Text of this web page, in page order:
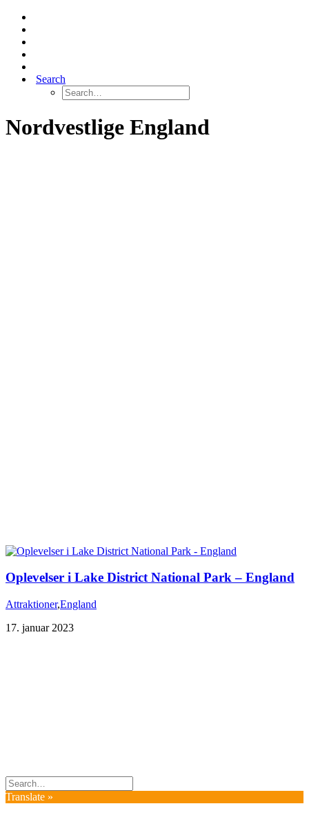
Search
Nordvestlige England
Oplevelser i Lake District National Park – England
Attraktioner,England
17. januar 2023
Translate »